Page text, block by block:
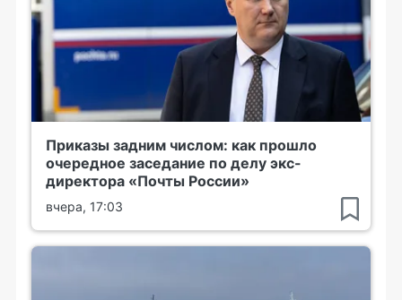
Приказы задним числом: как прошло
очередное заседание по делу экс-
директора «Почты России»
вчера, 17:03